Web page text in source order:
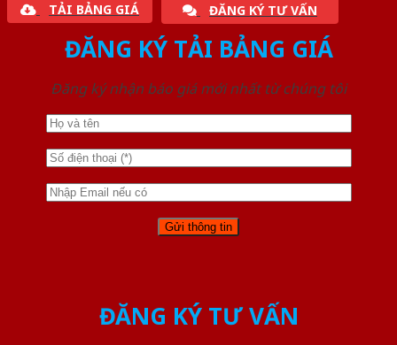
TẢI BẢNG GIÁ ĐĂNG KÝ TƯ VẤN
ĐĂNG KÝ TẢI BẢNG GIÁ
Đăng ký nhận báo giá mới nhất từ chúng tôi
ĐĂNG KÝ TƯ VẤN